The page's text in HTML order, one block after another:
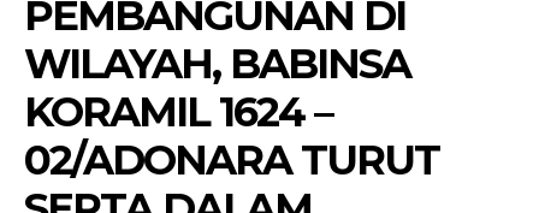
PEMBANGUNAN DI
WILAYAH, BABINSA
KORAMIL 1624 –
02/ADONARA TURUT